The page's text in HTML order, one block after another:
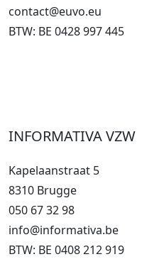
contact@euvo.eu
BTW: BE 0428 997 445
INFORMATIVA VZW
Kapelaanstraat 5
8310 Brugge
050 67 32 98
info@informativa.be
BTW: BE 0408 212 919